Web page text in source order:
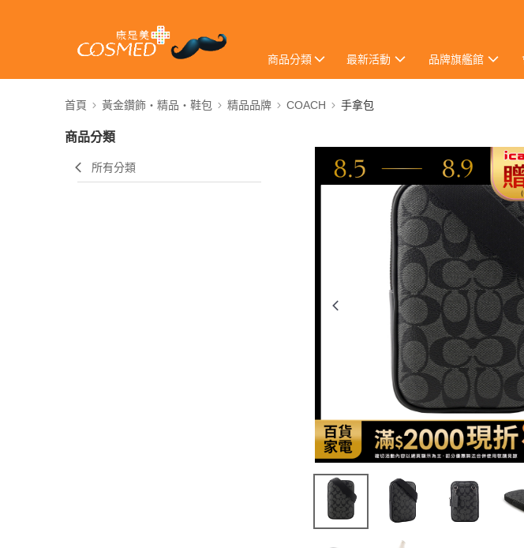
商品分類 最新活動 品牌旗艦館
首頁 黃金鑽飾・精品・鞋包 精品品牌 COACH 手拿包
商品分類
所有分類